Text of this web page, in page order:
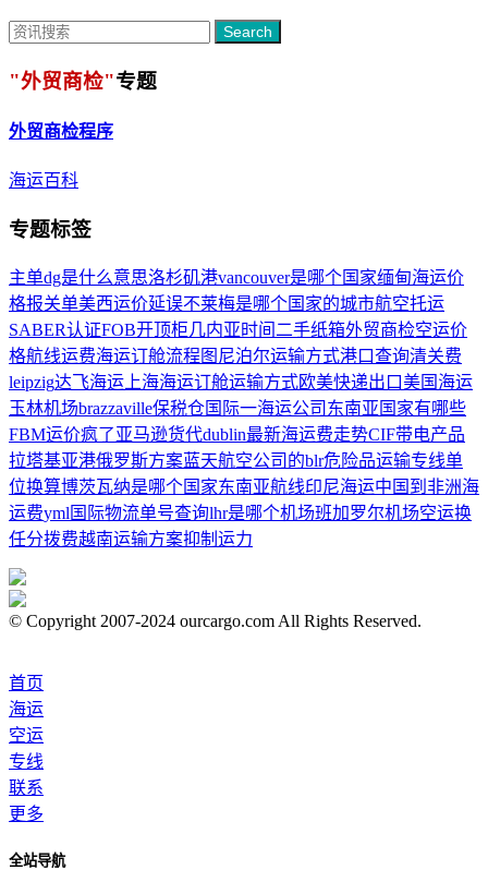
Search
"外贸商检"专题
外贸商检程序
海运百科
专题标签
主单dg是什么意思洛杉矶港vancouver是哪个国家缅甸海运价
格报关单美西运价延误不莱梅是哪个国家的城市航空托运
SABER认证FOB开顶柜几内亚时间 二手纸箱外贸商检空运价
格航线运费海运订舱流程图 尼泊尔运输方式港口查询清关费
leipzig达飞海运 上海海运订舱运输方式欧美快递出口美国海运
玉林机场brazzaville保税仓国际一海运公司 东南亚国家有哪些
FBM运价疯了亚马逊货代dublin最新海运费走势CIF带电产品
拉塔基亚港俄罗斯方案蓝天航空公司的blr危险品运输专线单
位换算博茨瓦纳是哪个国家东南亚航线印尼海运中国到非洲海
运费yml 国际物流单号查询lhr是哪个机场班加罗尔机场空运换
任分拨费越南运输方案抑制运力
© Copyright 2007-2024 ourcargo.com All Rights Reserved.
首页
海运
空运
专线
联系
更多
全站导航